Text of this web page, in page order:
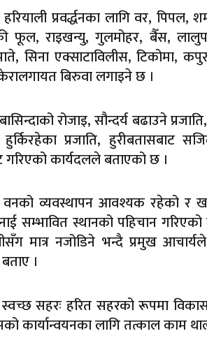
प्रवर्द्धनका लागि वर,
फूल, राइखन्यु, गुलमोहर, बैँस,
सिना एक्साटाविलीस, टिकोमा,
बिरुवा लगाइने छ ।
रोजाइ, सौन्दर्य बढाउने
हुर्किरहेका प्रजाति, हुरीबतासबाट
गरिएको कार्यदलले बताएको छ ।
वनको व्यवस्थापन आवश्यक रहेको र
सम्भावित स्थानको पहिचान
मात्र नजोडिने भन्दै प्रमुख
।
सहरः हरित सहरको रूपमा
लागि तत्काल काम